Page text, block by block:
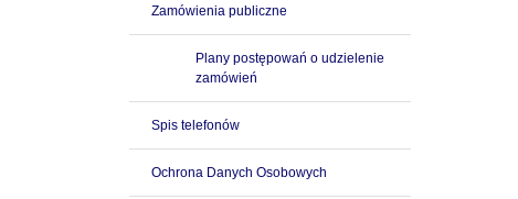
Zamówienia publiczne
Plany postępowań o udzielenie
zamówień
Spis telefonów
Ochrona Danych Osobowych